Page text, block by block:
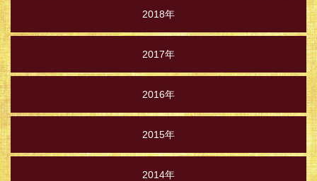
2018年
2017年
2016年
2015年
2014年